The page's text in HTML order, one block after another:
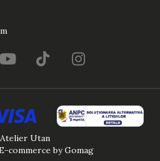
Atelier Utan
commerce by Gomag